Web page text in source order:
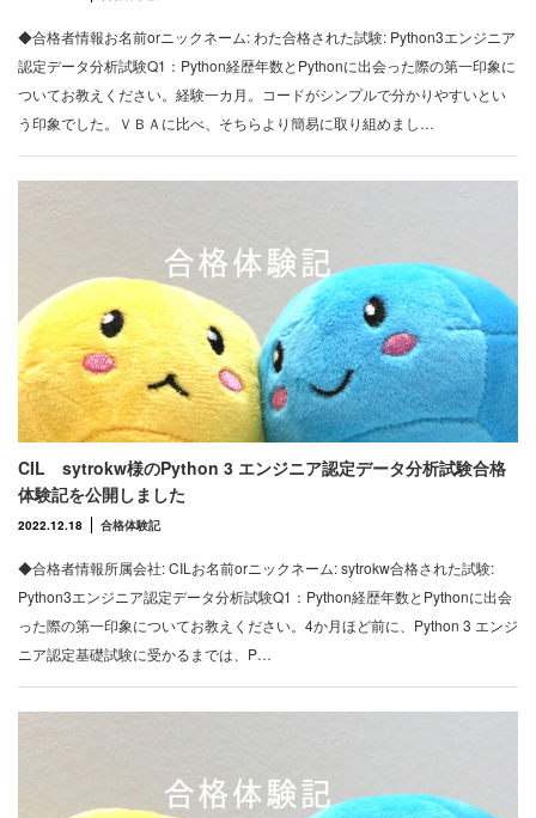
◆合格者情報お名前orニックネーム: わた合格された試験: Python3エンジニア
認定データ分析試験Q1：Python経歴年数とPythonに出会った際の第一印象に
ついてお教えください。経験一カ月。コードがシンプルで分かりやすいとい
う印象でした。ＶＢＡに比べ、そちらより簡易に取り組めまし…
CIL sytrokw様のPython 3 エンジニア認定データ分析試験合格
体験記を公開しました
2022.12.18 合格体験記
◆合格者情報所属会社: CILお名前orニックネーム: sytrokw合格された試験:
Python3エンジニア認定データ分析試験Q1：Python経歴年数とPythonに出会
った際の第一印象についてお教えください。4か月ほど前に、Python 3 エンジ
ニア認定基礎試験に受かるまでは、P…